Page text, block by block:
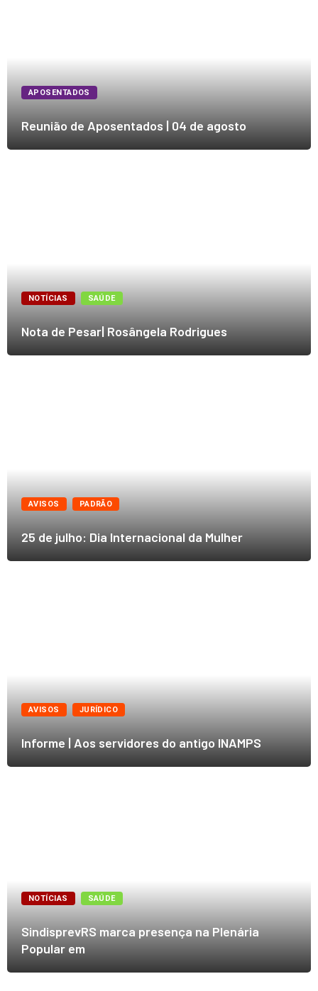
APOSENTADOS
Reunião de Aposentados | 04 de agosto
NOTÍCIAS SAÚDE
Nota de Pesar| Rosângela Rodrigues
AVISOS PADRÃO
25 de julho: Dia Internacional da Mulher
AVISOS JURÍDICO
Informe | Aos servidores do antigo INAMPS
NOTÍCIAS SAÚDE
SindisprevRS marca presença na Plenária
Popular em